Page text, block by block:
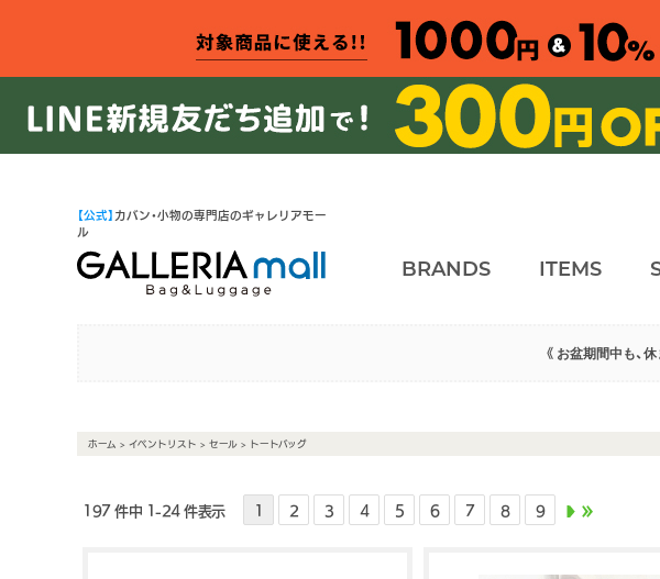
【公式】 カバン・小物の専門店のギャレリアモー
ル
BRANDS ITEMS
《 お盆期間中も、
ホーム > イベントリスト > セール > トートバッグ
197 件中 1-24 件表示 2 3 4 5 6 7 8 9